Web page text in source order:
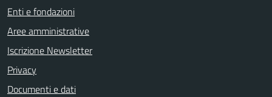
Enti e fondazioni
Aree amministrative
Iscrizione Newsletter
Privacy
Documenti e dati